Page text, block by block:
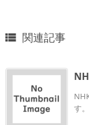
 関連記事
す